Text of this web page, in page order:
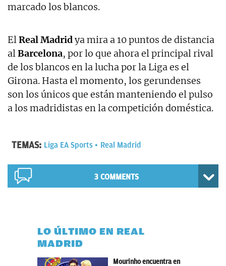
marcado los blancos.
ElReal Madridya mira a 10 puntos de distancia
alBarcelona, por lo que ahora el principal rival
de los blancos en la lucha por la Liga es el
Girona. Hasta el momento, los gerundenses
son los únicos que están manteniendo el pulso
a los madridistas en la competición doméstica.
TEMAS: Liga EA Sports Real Madrid
3 COMMENTS
LO ÚLTIMO EN REAL
MADRID
Mourinho encuentra en